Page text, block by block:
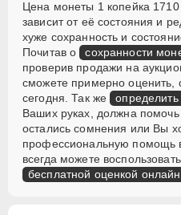
Цена монеты 1 копейка
зависит от её состояния и
хуже сохранность и
Почитав о сохранности
проверив продажи на
сможете примерно оценить,
сегодня. Так же
Ваших руках, должна
остались сомнения или Вы
профессиональную помощь
всегда можете
бесплатной оценкой онлайн